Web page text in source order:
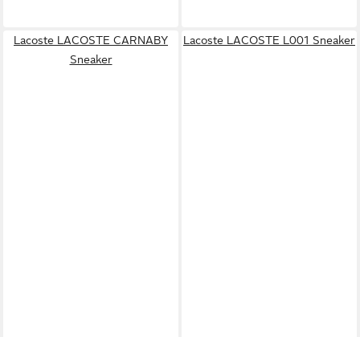
Lacoste LACOSTE CARNABY
Sneaker
Lacoste LACOSTE L001 Sneaker